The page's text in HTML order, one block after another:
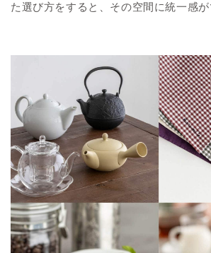
た選び方をすると、その空間に統一感が